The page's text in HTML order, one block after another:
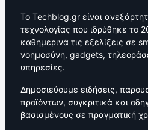
Το Techblog.gr είναι
τεχνολογίας που ιδρύθηκε το
καθημερινά τις εξελίξεις σε
νοημοσύνη, gadgets,
υπηρεσίες.
Δημοσιεύουμε ειδήσεις,
προϊόντων, συγκριτικά και
βασισμένους σε πραγματική